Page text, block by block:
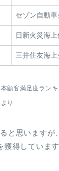
セゾン自動
日新火災海上
三井住友海上
顧客満足度ランキ
より
と思いますが
獲得しています